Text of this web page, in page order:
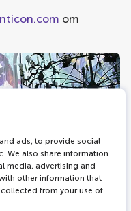
ads, to provide social
We also share information
media, advertising and
other information that
collected from your use of
om